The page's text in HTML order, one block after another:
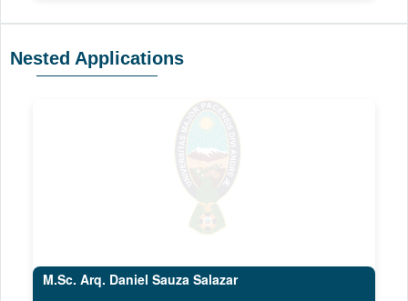
Nested Applications
M.Sc. Arq. Daniel Sauza Salazar